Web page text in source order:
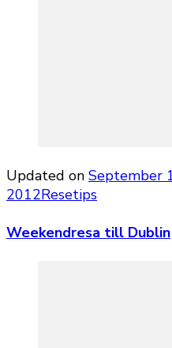
Updated on September
2012Resetips
Weekendresa till Dublin